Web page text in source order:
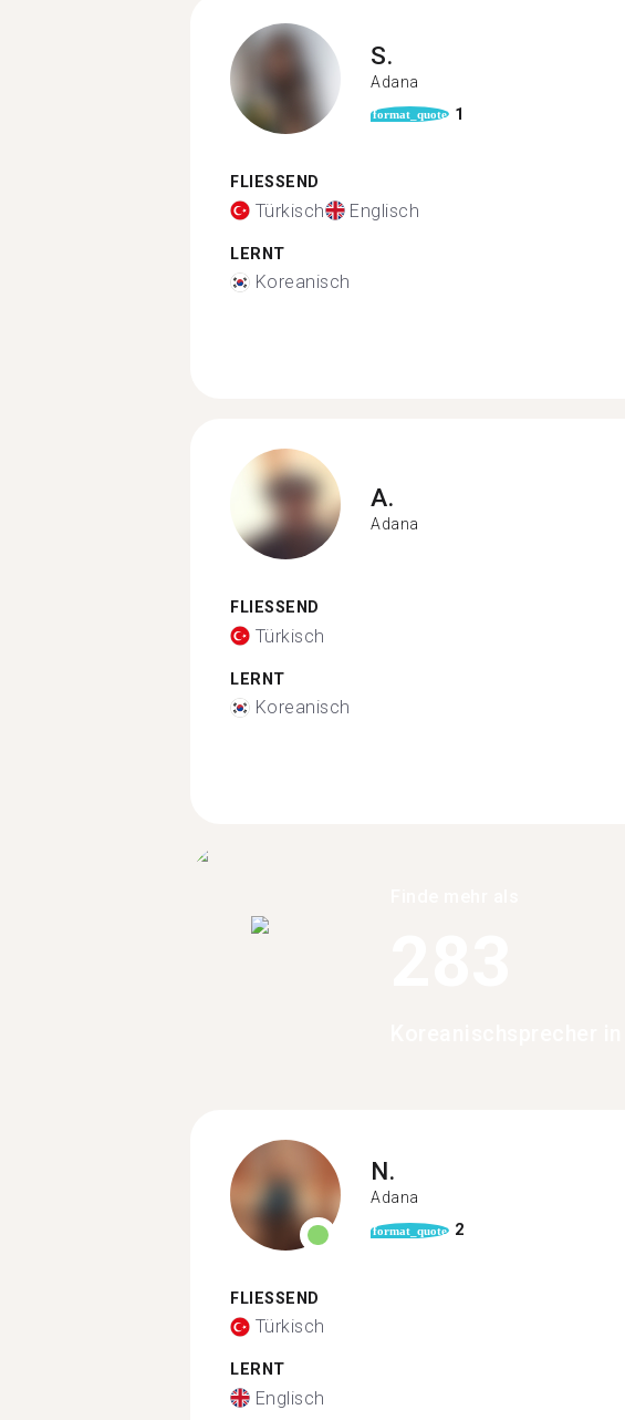
S.
Adana
format_quote 1
FLIESSEND
Türkisch Englisch
LERNT
Koreanisch
A.
Adana
FLIESSEND
Türkisch
LERNT
Koreanisch
N.
Adana
format_quote 2
FLIESSEND
Türkisch
LERNT
Englisch